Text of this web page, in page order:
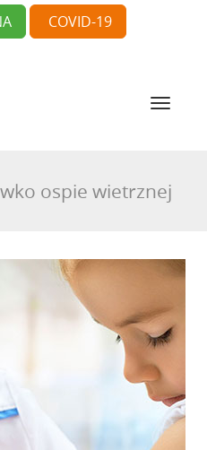
COVID-19
N
g
a
a
ospie wietrznej